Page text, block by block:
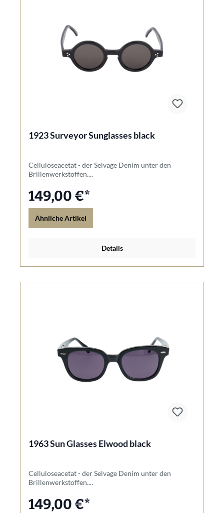
1923 Surveyor Sunglasses black
Celluloseacetat - der Selvage Denim unter den
Brillenwerkstoffen....
149,00 €*
Ähnliche Artikel
Details
1963 Sun Glasses Elwood black
Celluloseacetat - der Selvage Denim unter den
Brillenwerkstoffen....
149,00 €*